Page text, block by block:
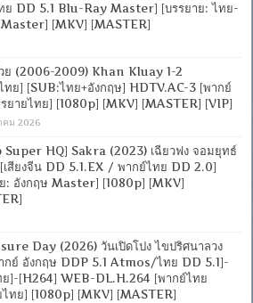
ย DD 5.1 Blu-Ray Master] [บรรยาย: ไทย-
Master] [MKV] [MASTER]
ย (2006-2009) Khan Kluay 1-2
ทย] [SUB:ไทย+อังกฤษ] HDTV.AC-3 [พากย์
ยายไทย] [1080p] [MKV] [MASTER] [VIP]
คม 2026
Super HQ] Sakra (2023) เฉียวฟง จอมยุทธ์
เสียงจีน DD 5.1.EX / พากย์ไทย DD 2.0]
: อังกฤษ Master] [1080p] [MKV]
Day (2026) วันเปิดโปง ไขปริศนาลวง
กย์ อังกฤษ DDP 5.1 Atmos/ไทย DD 5.1]-
ย]-[H264] WEB-DL.H.264 [พากย์ไทย
ไทย] [1080p] [MKV] [MASTER]